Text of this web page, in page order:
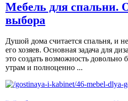
Мебель для спальни.
выбора
Душой дома считается спальня, и
его хозяев. Основная задача для
это создать возможность
утрам и полноценно ...